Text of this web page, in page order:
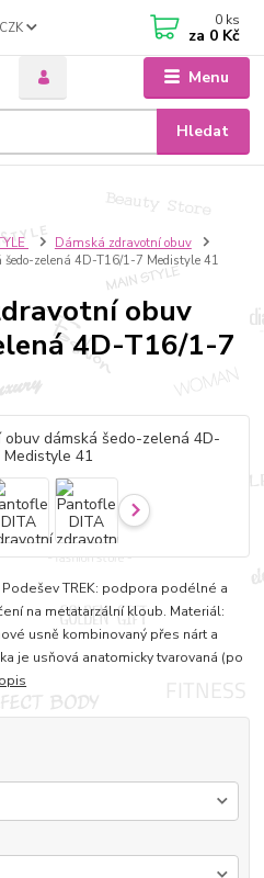
Menu
CZK
Hledat
0 ks
za 0 Kč
Dámská zdravotní obuv
zelená 4D-T16/1-7 Medistyle 41
obuv
4D-T16/1-7
TREK: podpora podélné a
na metatarzální kloub. Materiál:
usně kombinovaný přes nárt a
je usňová anatomicky tvarovaná (po